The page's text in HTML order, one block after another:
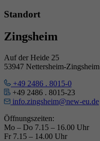
Standort
Zingsheim
Auf der Heide 25
53947 Nettersheim-Zingsheim
+49 2486 . 8015-0
+49 2486 . 8015-23
info.zingsheim@new-eu.de
Öffnungszeiten:
Mo – Do 7.15 – 16.00 Uhr
Fr 7.15 – 14.00 Uhr